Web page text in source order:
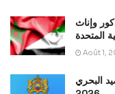
خاص ذكور وإناث
المتحدة
Août 1,
البحري